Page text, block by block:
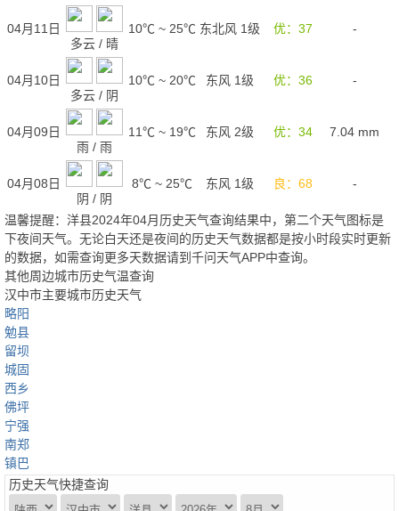
04月11日
多云 / 晴
10℃ ~ 25℃ 东北风 1级 优：37 -
04月10日
多云 / 阴
10℃ ~ 20℃ 东风 1级 优：36 -
04月09日
雨 / 雨
11℃ ~ 19℃ 东风 2级 优：34 7.04 mm
04月08日
阴 / 阴
8℃ ~ 25℃ 东风 1级 良：68 -
温馨提醒：洋县2024年04月历史天气查询结果中，第二个天气图标是
下夜间天气。无论白天还是夜间的历史天气数据都是按小时段实时更新
的数据，如需查询更多天数据请到千问天气APP中查询。
其他周边城市历史气温查询
汉中市主要城市历史天气
略阳
勉县
留坝
城固
西乡
佛坪
宁强
南郑
镇巴
历史天气快捷查询